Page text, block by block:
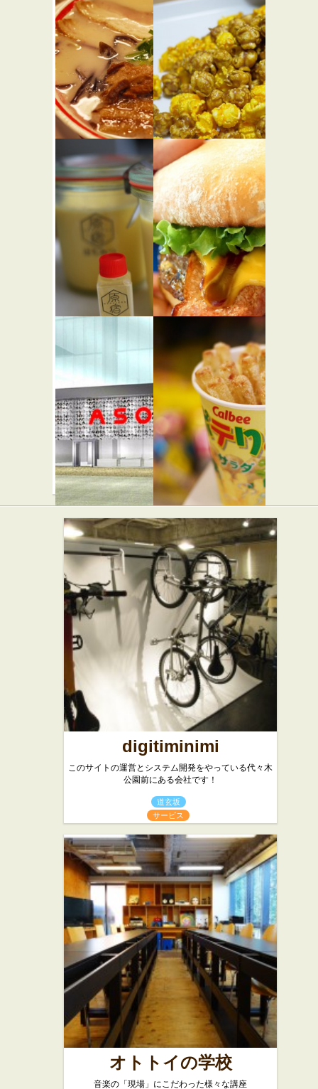
九州じゃ
んがら 原
宿1階店
ギャレッ
ト ポップ
コーン シ
ョップス
原宿店
スイーツ
コロンバ
ン ★☆☆
カフェ・喫茶店
スイーツ
テディー
ズ ビガー
バーガー
渋谷
バーガーショップ
ASOKO 原
宿店
カルビー
プラス 原
宿竹下通り
店
スイーツ
digitiminimi
このサイトの運営とシステム開発をやっている代々木
公園前にある会社です！
道玄坂
サービス
オトトイの学校
音楽の「現場」にこだわった様々な講座